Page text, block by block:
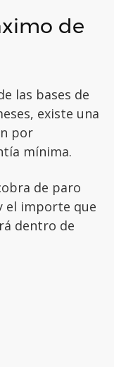
de
las bases de
existe una
por
mínima.
de paro
el importe que
dentro de